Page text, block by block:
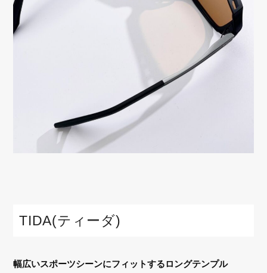
TIDA(ティーダ)
幅広いスポーツシーンにフィットするロングテンプル